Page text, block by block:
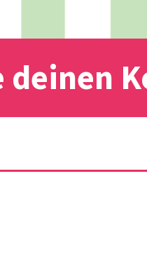
deinen